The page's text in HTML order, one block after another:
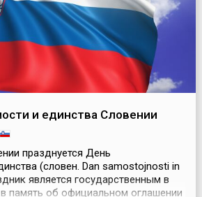
и единства Словении
празднуется День
(словен. Dan samostojnosti in
является государственным в
память об официальном оглашении